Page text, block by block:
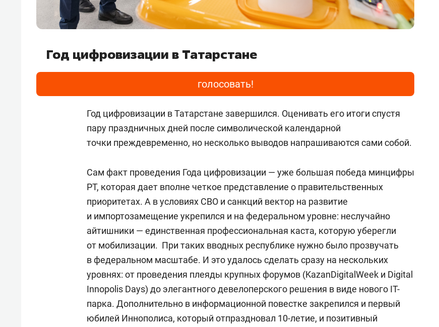
Год цифровизации в Татарстане
голосовать!
Год цифровизации в Татарстане завершился. Оценивать его итоги спустя
пару праздничных дней после символической календарной
точки преждевременно, но несколько выводов напрашиваются сами собой.
Сам факт проведения Года цифровизации — уже большая победа минцифры
РТ, которая дает вполне четкое представление о правительственных
приоритетах. А в условиях СВО и санкций вектор на развитие
и импортозамещение укрепился и на федеральном уровне: неслучайно
айтишники — единственная профессиональная каста, которую уберегли
от мобилизации. При таких вводных республике нужно было прозвучать
в федеральном масштабе. И это удалось сделать сразу на нескольких
уровнях: от проведения плеяды крупных форумов (KazanDigitalWeek и Digital
Innopolis Days) до элегантного девелоперского решения в виде нового IT-
парка. Дополнительно в информационной повестке закрепился и первый
юбилей Иннополиса, который отпраздновал 10-летие, и позитивный